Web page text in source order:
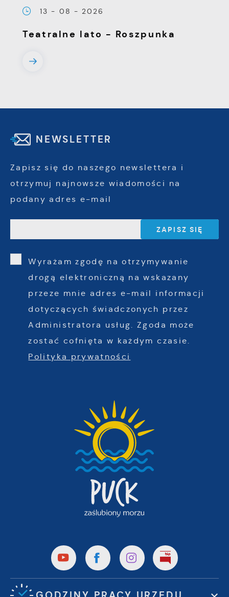
13 - 08 - 2026
Teatralne lato - Roszpunka
NEWSLETTER
Zapisz się do naszego newslettera i
otrzymuj najnowsze wiadomości na
podany adres e-mail
Wyrażam zgodę na otrzymywanie
drogą elektroniczną na wskazany
przeze mnie adres e-mail informacji
dotyczących świadczonych przez
Administratora usług. Zgoda może
zostać cofnięta w każdym czasie.
Polityka prywatności